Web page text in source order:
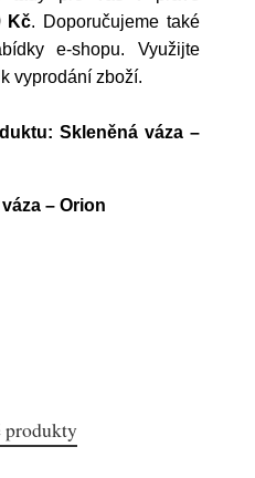
Kč. Doporučujeme také
e-shopu. Využijte
vyprodání zboží.
Skleněná váza –
– Orion
produkty